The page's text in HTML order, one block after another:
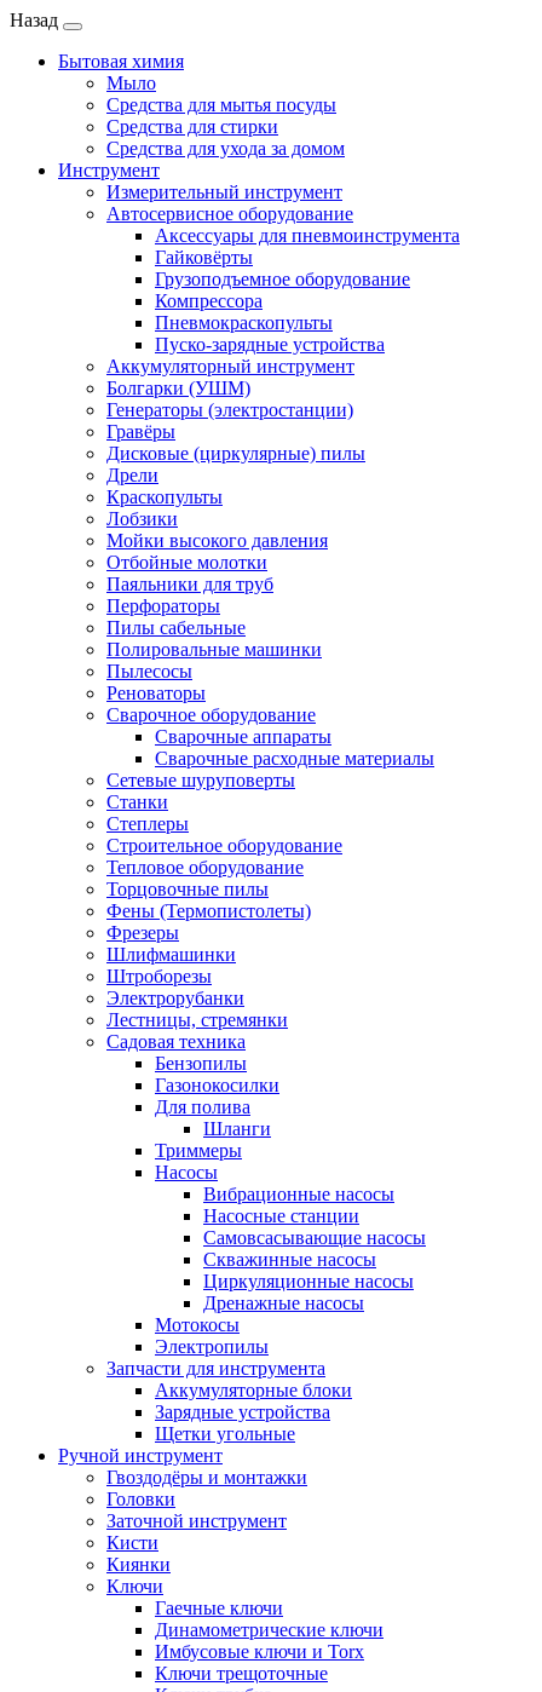
Назад
Бытовая химия
Мыло
Средства для мытья посуды
Средства для стирки
Средства для ухода за домом
Инструмент
Измерительный инструмент
Автосервисное оборудование
Аксессуары для пневмоинструмента
Гайковёрты
Грузоподъемное оборудование
Компрессора
Пневмокраскопульты
Пуско-зарядные устройства
Аккумуляторный инструмент
Болгарки (УШМ)
Генераторы (электростанции)
Гравёры
Дисковые (циркулярные) пилы
Дрели
Краскопульты
Лобзики
Мойки высокого давления
Отбойные молотки
Паяльники для труб
Перфораторы
Пилы сабельные
Полировальные машинки
Пылесосы
Реноваторы
Сварочное оборудование
Сварочные аппараты
Сварочные расходные материалы
Сетевые шуруповерты
Станки
Степлеры
Строительное оборудование
Тепловое оборудование
Торцовочные пилы
Фены (Термопистолеты)
Фрезеры
Шлифмашинки
Штроборезы
Электрорубанки
Лестницы, стремянки
Садовая техника
Бензопилы
Газонокосилки
Для полива
Шланги
Триммеры
Насосы
Вибрационные насосы
Насосные станции
Самовсасывающие насосы
Скважинные насосы
Циркуляционные насосы
Дренажные насосы
Мотокосы
Электропилы
Запчасти для инструмента
Аккумуляторные блоки
Зарядные устройства
Щетки угольные
Ручной инструмент
Гвоздодёры и монтажки
Головки
Заточной инструмент
Кисти
Киянки
Ключи
Гаечные ключи
Динамометрические ключи
Имбусовые ключи и Torx
Ключи трещоточные